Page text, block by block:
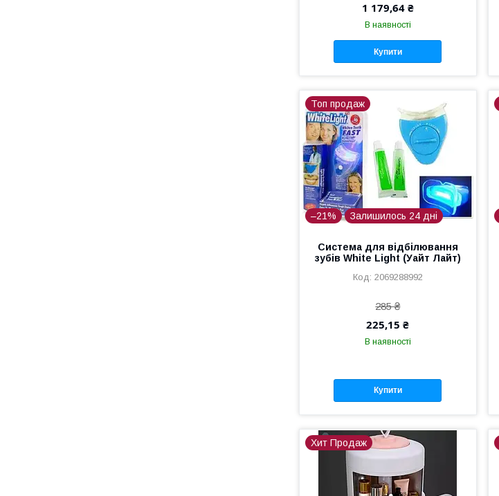
1 179,64 ₴
В наявності
Купити
Топ продаж
–21% Залишилось 24 дні
Система для відбілювання
зубів White Light (Уайт Лайт)
2069288992
285 ₴
225,15 ₴
В наявності
Купити
Хит Продаж